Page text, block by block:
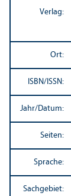
Verlag:
Ort:
ISBN/ ISSN:
Jahr/Datum:
Seiten:
Sprache:
Sachgebiet: